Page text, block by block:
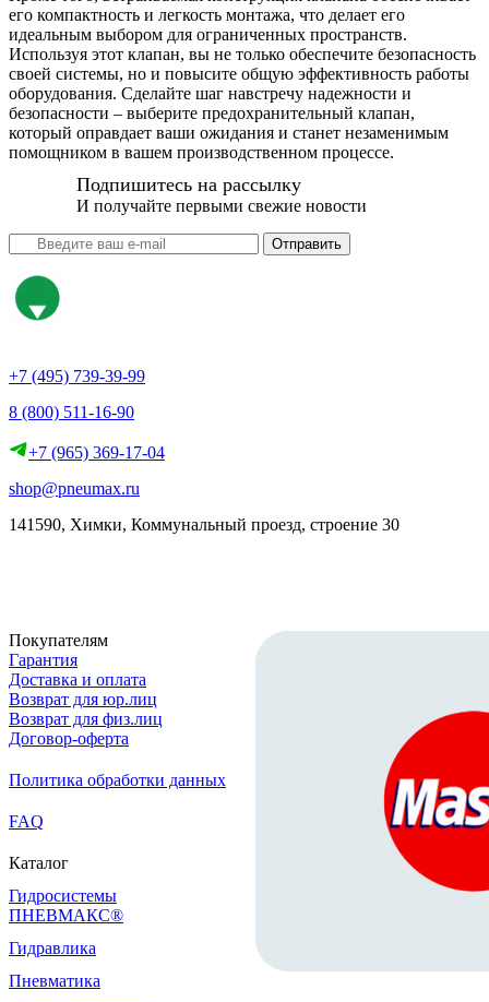
его компактность и легкость монтажа, что делает его
идеальным выбором для ограниченных пространств.
Используя этот клапан, вы не только обеспечите безопасность
своей системы, но и повысите общую эффективность работы
оборудования. Сделайте шаг навстречу надежности и
безопасности – выберите предохранительный клапан,
который оправдает ваши ожидания и станет незаменимым
помощником в вашем производственном процессе.
Подпишитесь на рассылку
И получайте первыми свежие новости
Отправить
+7 (495) 739-39-99
8 (800) 511-16-90
+7 (965) 369-17-04
shop@pneumax.ru
141590, Химки, Коммунальный проезд, строение 30
Покупателям
Гарантия
Доставка и оплата
Возврат для юр.лиц
Возврат для физ.лиц
Договор-оферта
Политика обработки данных
FAQ
Каталог
Гидросистемы
ПНЕВМАКС®
Гидравлика
Пневматика